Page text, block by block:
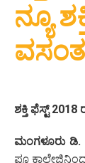
ನ್ಯೂ
ಶಕ್ತಿ ಫೆಸ್ಟ್
ಮಂಗಳೂರು ಡಿ.
ಪೂ